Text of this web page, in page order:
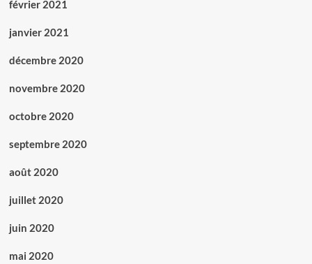
février 2021
janvier 2021
décembre 2020
novembre 2020
octobre 2020
septembre 2020
août 2020
juillet 2020
juin 2020
mai 2020